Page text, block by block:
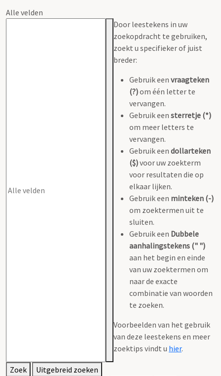
Alle velden
Door leestekens in uw
zoekopdracht te gebruiken,
zoekt u specifieker of juist
breder:
Gebruik een vraagteken
(?)om één letter te
vervangen.
Gebruik een sterretje (*)
om meer letters te
vervangen.
Gebruik een dollarteken
($)voor uw zoekterm
voor resultaten die op
elkaar lijken.
Gebruik een minteken (-)
om zoektermen uit te
sluiten.
Gebruik een Dubbele
aanhalingstekens (" ")
aan het begin en einde
van uw zoektermen om
naar de exacte
combinatie van woorden
te zoeken.
Voorbeelden van het gebruik
van deze leestekens en meer
zoektips vindt u hier.
Zoek
Uitgebreid zoeken